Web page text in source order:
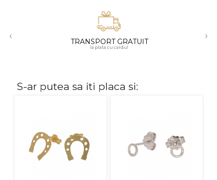
18K
Diamante
‹ TRANSPORT GRATUIT
la plata cu cardul
›
S-ar putea sa iti placa si: